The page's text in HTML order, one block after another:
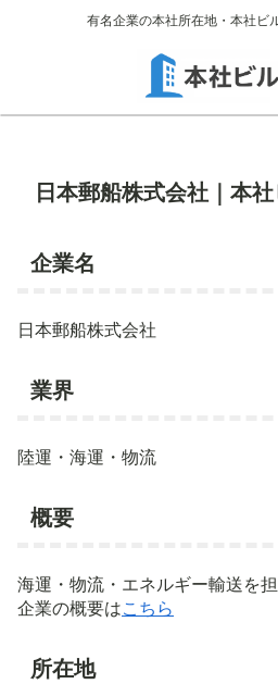
有名企業の本社所在地・本社ビ
日本郵船株式会社｜本
企業名
日本郵船株式会社
業界
陸運・海運・物流
概要
海運・物流・エネルギー輸送を
企業の概要はこちら
所在地